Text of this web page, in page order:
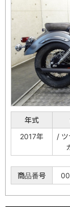
年式
2017年
/ ツ
商品番号